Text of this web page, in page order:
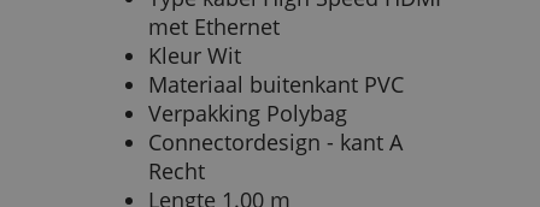
met Ethernet
Kleur Wit
Materiaal buitenkant PVC
Verpakking Polybag
Connectordesign - kant A
Recht
Lengte 1.00 m